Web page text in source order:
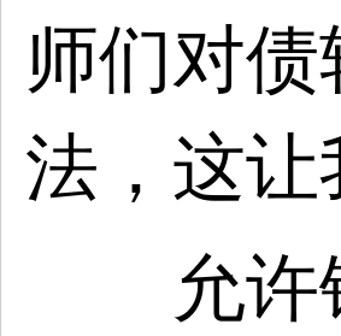
师们对
法，这
允许银